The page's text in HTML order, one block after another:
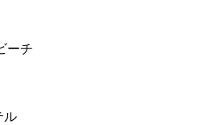
ーチ
ル